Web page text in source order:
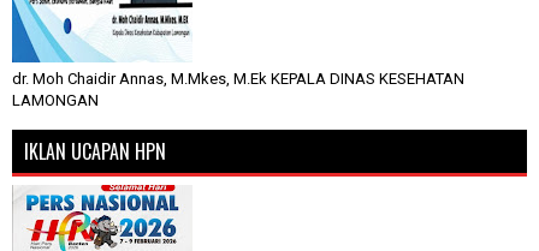
dr. Moh Chaidir Annas, M.Mkes, M.Ek KEPALA DINAS KESEHATAN
LAMONGAN
IKLAN UCAPAN HPN